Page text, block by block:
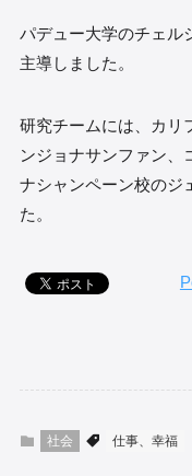
パデュー大学のチェル
主導しました。
研究チームには、カリ
ンジョナサンファン、
ナシャンペーン校のジ
た。
社会 仕事、幸福